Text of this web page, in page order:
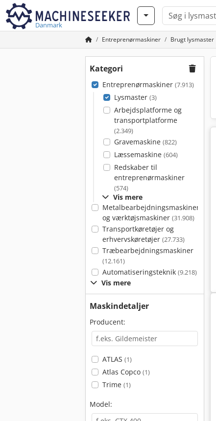
Danmark
Entreprenørmaskiner Brugt lysmaster
Kategori
Entreprenørmaskiner (7.913)
Lysmaster (3)
Arbejdsplatforme og
transportplatforme
(2.349)
Gravemaskine (822)
Læssemaskine (604)
Redskaber til
entreprenørmaskiner
(574)
Vis mere
Metalbearbejdningsmaskiner
og værktøjsmaskiner (31.908)
Transportkøretøjer og
erhvervskøretøjer (27.733)
Træbearbejdningsmaskiner
(12.161)
Automatiseringsteknik (9.218)
Vis mere
Maskindetaljer
Producent:
ATLAS (1)
Atlas Copco (1)
Trime (1)
Model: